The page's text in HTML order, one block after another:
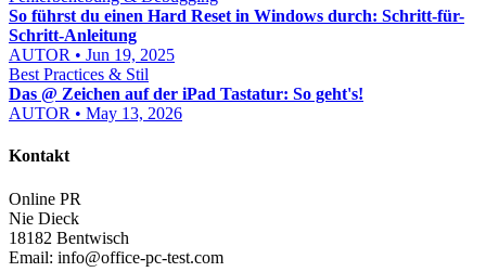
So führst du einen Hard Reset in Windows durch: Schritt-für-
Schritt-Anleitung
AUTOR • Jun 19, 2025
Best Practices & Stil
Das @ Zeichen auf der iPad Tastatur: So geht's!
AUTOR • May 13, 2026
Kontakt
Online PR
Nie Dieck
18182 Bentwisch
Email: info@office-pc-test.com